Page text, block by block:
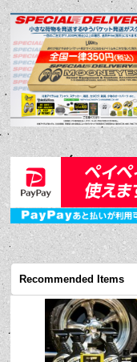
Recommended Items